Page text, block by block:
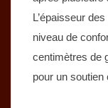
L’épaisseur
niveau de
centimètres de
pour un soutien